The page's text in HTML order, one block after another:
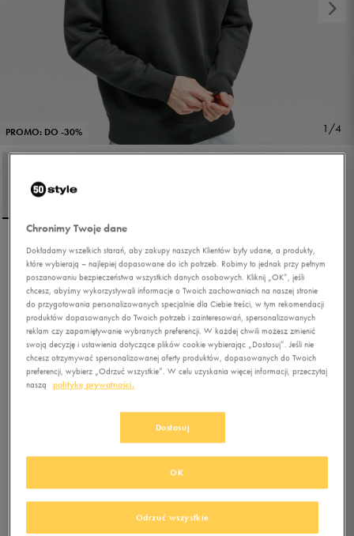
PROMO: DO -30% 1/4
NIKE BLUZA SPORTSWEAR
CLUB FLEECE
5.0(95 )
219,99 -20% (cena bezpośrednio przed promocją)
186,99zł -6%(najniższa cena z 30 dni przed obniżką)
175,99złz Vat
+ 1100 PKT WKLUBIE 50 STYLE
Chronimy Twoje dane
Dokładamy wszelkich starań, aby zakupy naszych Klientów były udane, a produkty,
które wybierają – najlepiej dopasowane do ich potrzeb. Robimy to jednak przy pełnym
poszanowaniu bezpieczeństwa wszystkich danych osobowych. Kliknij „OK”, jeśli
chcesz, abyśmy wykorzystywali informacje o Twoich zachowaniach na naszej stronie
do przygotowania personalizowanych specjalnie dla Ciebie treści, w tym rekomendacji
produktów dopasowanych do Twoich potrzeb i zainteresowań, spersonalizowanych
reklam czy zapamiętywanie wybranych preferencji. W każdej chwili możesz zmienić
swoją decyzję i ustawienia dotyczące plików cookie wybierając „Dostosuj”. Jeśli nie
chcesz otrzymywać spersonalizowanej oferty produktów, dopasowanych do Twoich
preferencji, wybierz „Odrzuć wszystkie”. W celu uzyskania więcej informacji, przeczytaj
naszą
politykę prywatności.
Dostosuj
Odrzuć wszystkie
OK